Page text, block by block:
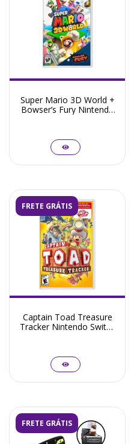
Super Mario 3D World +
Bowser’s Fury Nintendo
FRETE GRÁTIS
Captain Toad Treasure
Tracker Nintendo Switch
FRETE GRÁTIS